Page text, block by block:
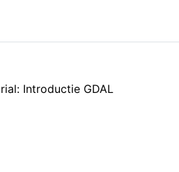
Introductie GDAL